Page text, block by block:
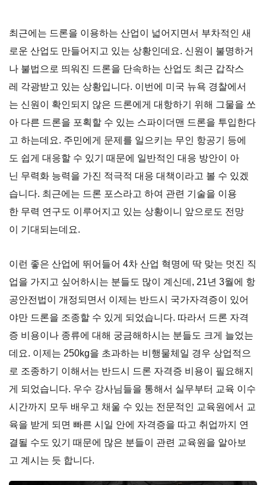
최근에는 드론을 이용하는 산업이 넓어지면서 부차적인 새
로운 산업도 만들어지고 있는 상황인데요. 신원이 불명하거
나 불법으로 띄워진 드론을 단속하는 산업도 최근 갑작스
레 각광받고 있는 상황입니다. 이번에 미국 뉴욕 경찰에서
는 신원이 확인되지 않은 드론에게 대항하기 위해 그물을 쏘
아 다른 드론을 포획할 수 있는 스파이더맨 드론을 투입한다
고 하는데요. 주민에게 문제를 일으키는 무인 항공기 등에
도 쉽게 대응할 수 있기 때문에 일반적인 대응 방안이 아
닌 무력화 능력을 가진 적극적 대응 대책이라고 볼 수 있겠
습니다. 최근에는 드론 포스라고 하여 관련 기술을 이용
한 무력 연구도 이루어지고 있는 상황이니 앞으로도 전망
이 기대되는데요.
이런 좋은 산업에 뛰어들어 4차 산업 혁명에 딱 맞는 멋진 직
업을 가지고 싶어하시는 분들도 많이 계신데, 21년 3월에 항
공안전법이 개정되면서 이제는 반드시 국가자격증이 있어
야만 드론을 조종할 수 있게 되었습니다. 따라서 드론 자격
증 비용이나 종류에 대해 궁금해하시는 분들도 크게 늘었는
데요. 이제는 250kg을 초과하는 비행물체일 경우 상업적으
로 조종하기 이해서는 반드시 드론 자격증 비용이 필요해지
게 되었습니다. 우수 강사님들을 통해서 실무부터 교육 이수
시간까지 모두 배우고 채울 수 있는 전문적인 교육원에서 교
육을 받게 되면 빠른 시일 안에 자격증을 따고 취업까지 연
결될 수도 있기 때문에 많은 분들이 관련 교육원을 알아보
고 계시는 듯 합니다.